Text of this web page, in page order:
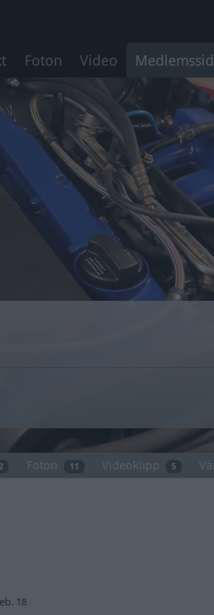
Foton Video
Foton 11 Videoklipp 5
18